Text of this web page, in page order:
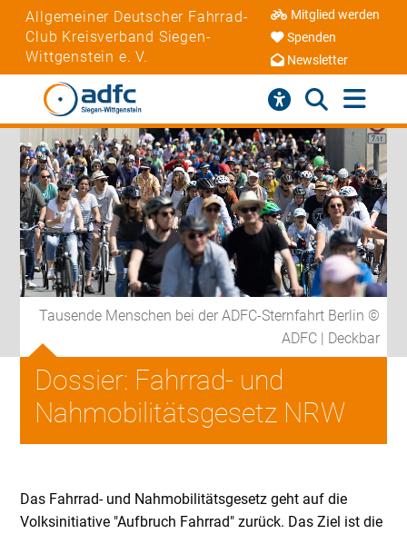
Allgemeiner Deutscher Fahrrad-
Club Kreisverband Siegen-
Wittgenstein e. V.
Mitglied werden
Spenden
Newsletter
Tausende Menschen bei der ADFC-Sternfahrt Berlin ©
ADFC | Deckbar
Dossier: Fahrrad- und
Nahmobilitätsgesetz NRW
Das Fahrrad- und Nahmobilitätsgesetz geht auf die
Volksinitiative "Aufbruch Fahrrad" zurück. Das Ziel ist die